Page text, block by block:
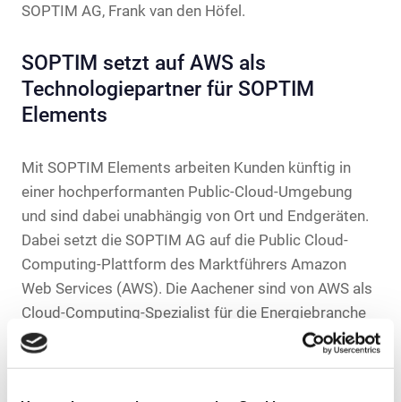
SOPTIM AG, Frank van den Höfel.
SOPTIM setzt auf AWS als
Technologiepartner für SOPTIM
Elements
Mit SOPTIM Elements arbeiten Kunden künftig in
einer hochperformanten Public-Cloud-Umgebung
und sind dabei unabhängig von Ort und Endgeräten.
Dabei setzt die SOPTIM AG auf die Public Cloud-
Computing-Plattform des Marktführers Amazon
Web Services (AWS). Die Aachener sind von AWS als
Cloud-Computing-Spezialist für die Energiebranche
zertifiziert – als einer von 16 Energie-